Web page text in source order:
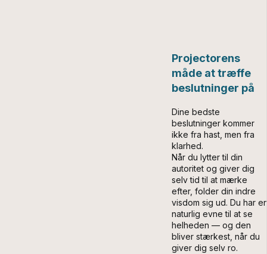
Projectorens
måde at træffe
beslutninger på
Dine bedste
beslutninger kommer
ikke fra hast, men fra
klarhed.
Når du lytter til din
autoritet og giver dig
selv tid til at mærke
efter, folder din indre
visdom sig ud. Du har
naturlig evne til at se
helheden — og den
bliver stærkest, når du
giver dig selv ro.